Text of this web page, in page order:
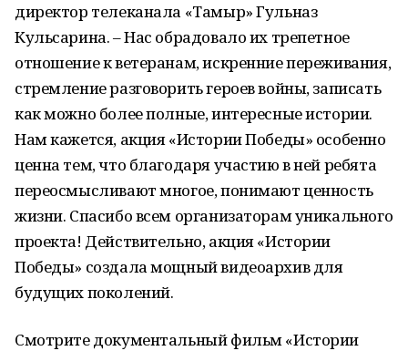
директор телеканала «Тамыр» Гульназ
Кульсарина. – Нас обрадовало их трепетное
отношение к ветеранам, искренние переживания,
стремление разговорить героев войны, записать
как можно более полные, интересные истории.
Нам кажется, акция «Истории Победы» особенно
ценна тем, что благодаря участию в ней ребята
переосмысливают многое, понимают ценность
жизни. Спасибо всем организаторам уникального
проекта! Действительно, акция «Истории
Победы» создала мощный видеоархив для
будущих поколений.
Смотрите документальный фильм «Истории